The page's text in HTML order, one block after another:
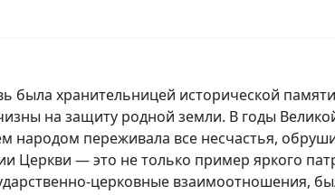
хранительницей исторической
на защиту родной земли. В годы
народом переживала все несчастья,
Церкви — это не только пример яркого
церковные взаимоотношения,